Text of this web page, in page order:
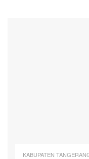
KABUPATEN